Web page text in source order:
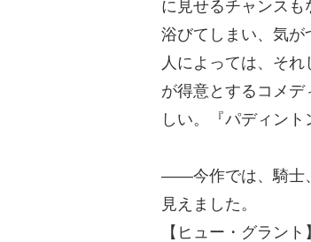
に見せるチャンス
浴びてしまい、気が
人によっては、そ
が得意とするコメ
しい。『パディント
――今作では、騎士
見えました。
【ヒュー・グラン